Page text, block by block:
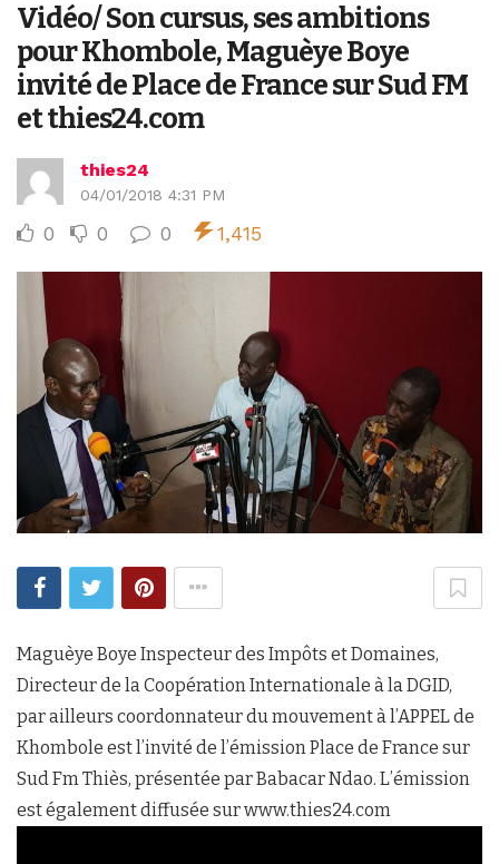
Vidéo/ Son cursus, ses ambitions
pour Khombole, Maguèye Boye
invité de Place de France sur Sud FM
et thies24.com
thies24
04/01/2018 4:31 PM
0 0 0 1,415
Maguèye Boye Inspecteur des Impôts et Domaines,
Directeur de la Coopération Internationale à la DGID,
par ailleurs coordonnateur du mouvement à l’APPEL de
Khombole est l’invité de l’émission Place de France sur
Sud Fm Thiès, présentée par Babacar Ndao. L’émission
est également diffusée sur www.thies24.com